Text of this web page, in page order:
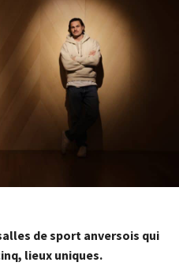
de sport anversois qui
lieux uniques.